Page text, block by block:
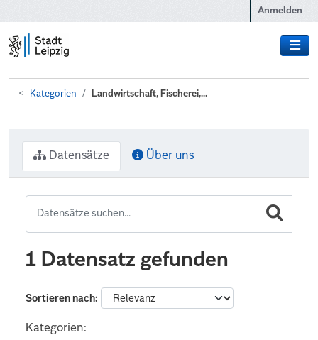
Anmelden
Kategorien Landwirtschaft, Fischerei,...
Datensätze Über uns
1 Datensatz gefunden
Sortieren nach
Kategorien: